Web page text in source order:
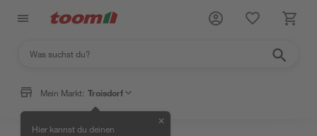
Mein Markt: Troisdorf
Hier kannst du deinen
✕